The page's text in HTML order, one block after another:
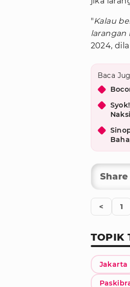
"Kalau
larangan
2024,
Baca
Share
< 1
TOPIK
Jakarta